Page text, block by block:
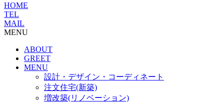
HOME
TEL
MAIL
MENU
ABOUT
GREET
MENU
設計・デザイン・コーディネート
注文住宅(新築)
増改築(リノベーション)